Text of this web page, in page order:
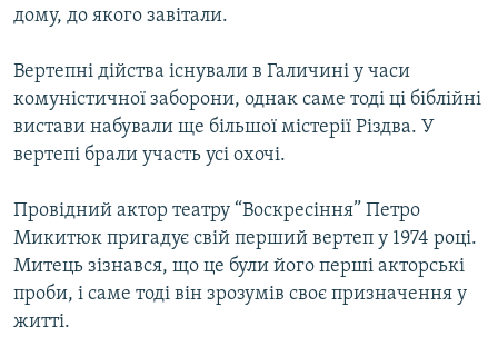
дому, до якого завітали.
Вертепні дійства існували в Галичині у часи
комуністичної заборони, однак саме тоді ці біблійні
вистави набували ще більшої містерії Різдва. У
вертепі брали участь усі охочі.
Провідний актор театру “Воскресіння” Петро
Микитюк пригадує свій перший вертеп у 1974 році.
Митець зізнався, що це були його перші акторські
проби, і саме тоді він зрозумів своє призначення у
житті.